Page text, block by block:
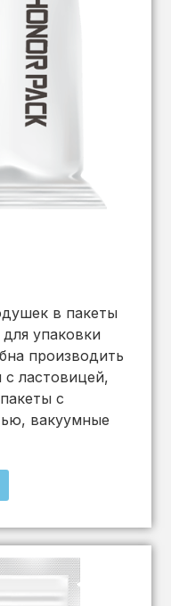
в пакеты
упаковки
производить
ластовицей,
с
вакуумные